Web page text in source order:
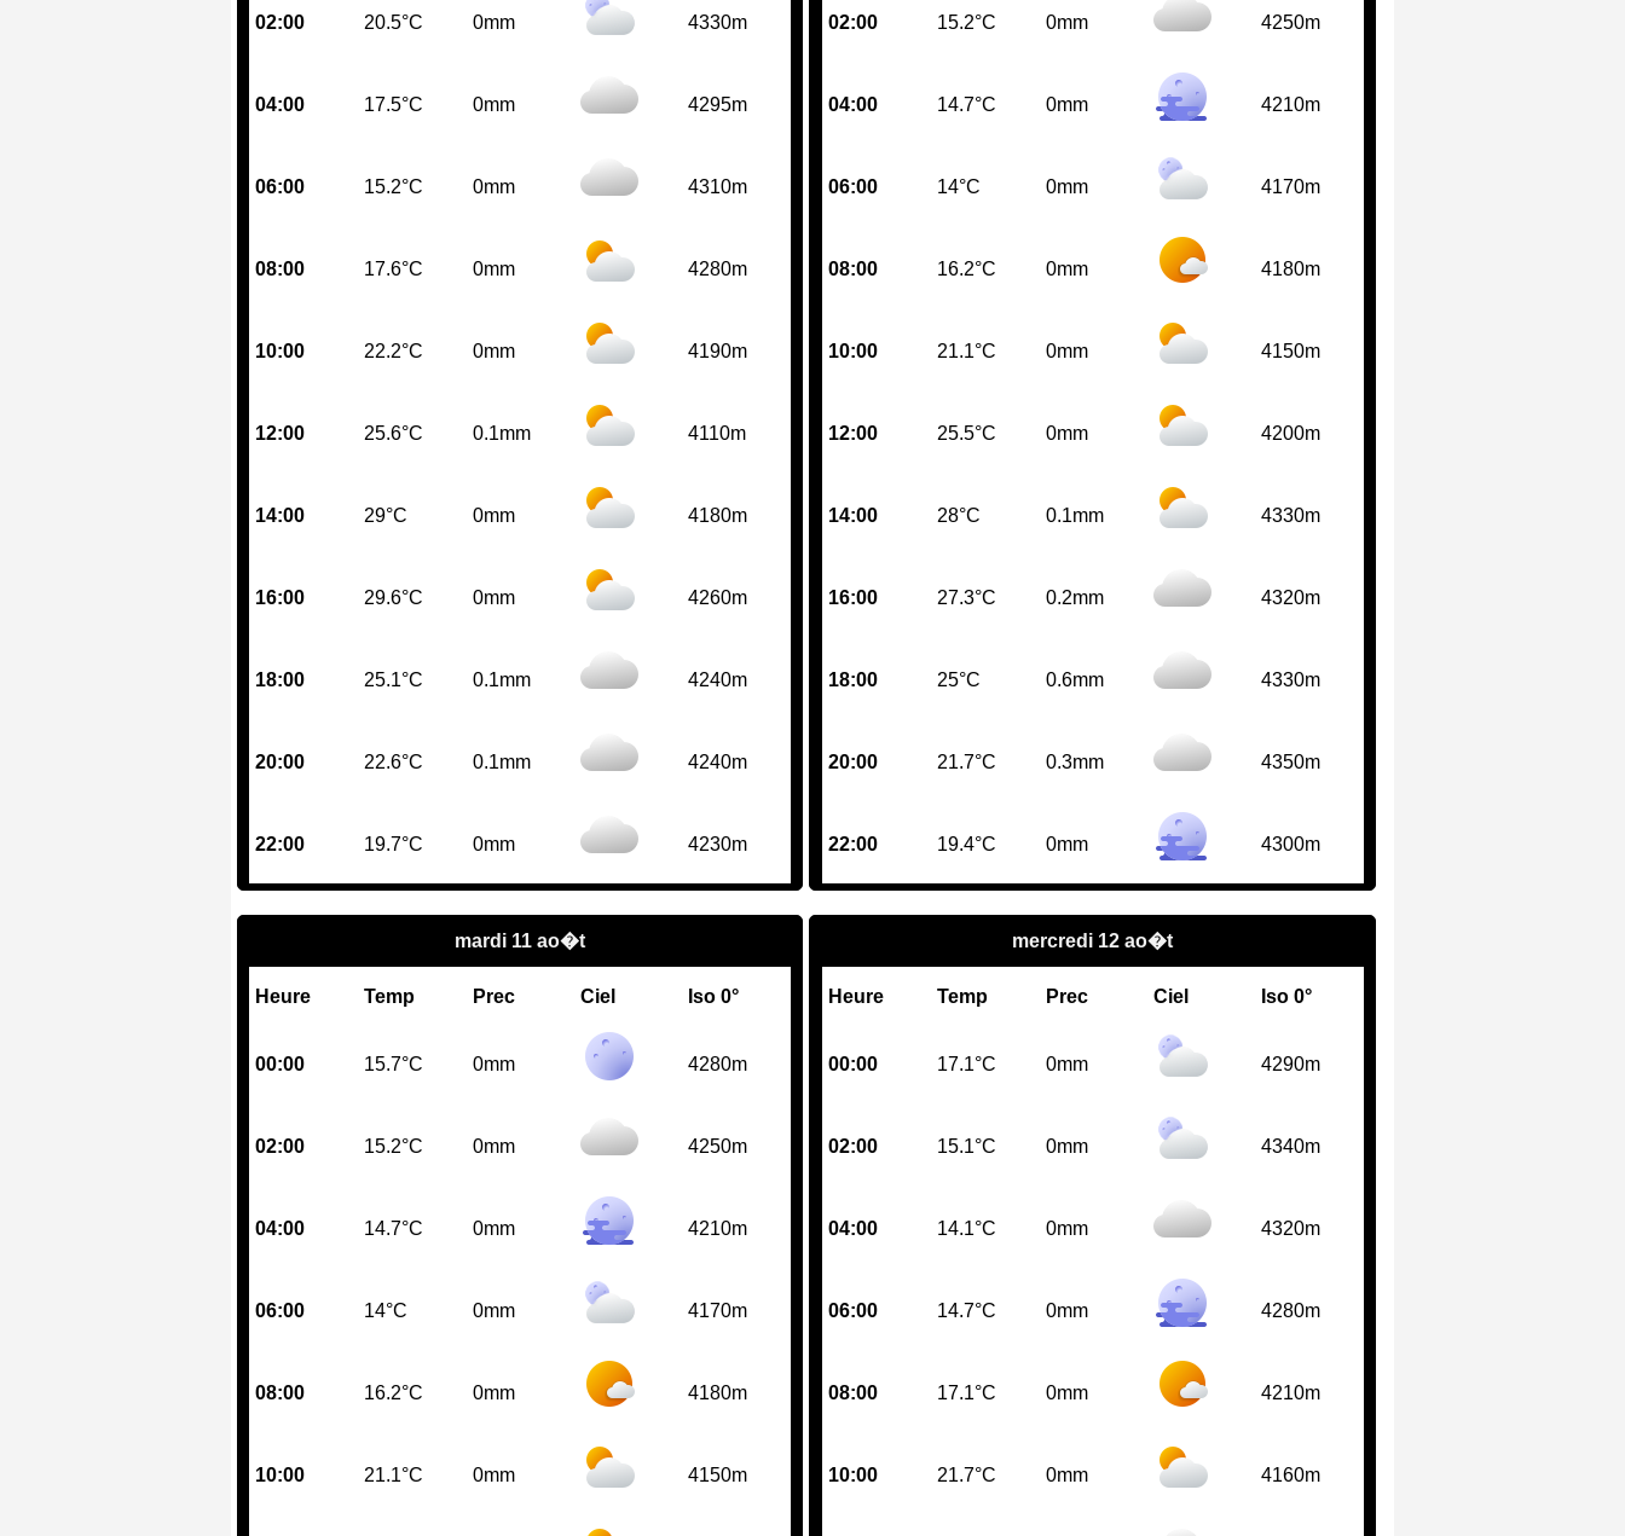
02:00 20.5°C 0mm 4330m
04:00 17.5°C 0mm 4295m
06:00 15.2°C 0mm 4310m
08:00 17.6°C 0mm 4280m
10:00 22.2°C 0mm 4190m
12:00 25.6°C 0.1mm 4110m
14:00 29°C 0mm 4180m
16:00 29.6°C 0mm 4260m
18:00 25.1°C 0.1mm 4240m
20:00 22.6°C 0.1mm 4240m
22:00 19.7°C 0mm 4230m
02:00 15.2°C 0mm 4250m
04:00 14.7°C 0mm 4210m
06:00 14°C 0mm 4170m
08:00 16.2°C 0mm 4180m
10:00 21.1°C 0mm 4150m
12:00 25.5°C 0mm 4200m
14:00 28°C 0.1mm 4330m
16:00 27.3°C 0.2mm 4320m
18:00 25°C 0.6mm 4330m
20:00 21.7°C 0.3mm 4350m
22:00 19.4°C 0mm 4300m
mardi 11 ao�t
Heure Temp Prec Ciel Iso 0°
00:00 15.7°C 0mm 4280m
02:00 15.2°C 0mm 4250m
04:00 14.7°C 0mm 4210m
06:00 14°C 0mm 4170m
08:00 16.2°C 0mm 4180m
10:00 21.1°C 0mm 4150m
mercredi 12 ao�t
Heure Temp Prec Ciel Iso 0°
00:00 17.1°C 0mm 4290m
02:00 15.1°C 0mm 4340m
04:00 14.1°C 0mm 4320m
06:00 14.7°C 0mm 4280m
08:00 17.1°C 0mm 4210m
10:00 21.7°C 0mm 4160m